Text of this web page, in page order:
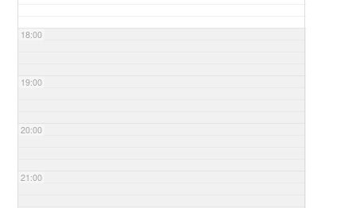
18:00
19:00
20:00
21:00